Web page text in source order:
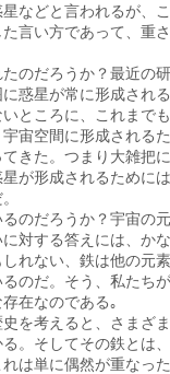
などと言われるが、
言い方であって、重
のだろうか？最近の
惑星が常に形成され
ところに、これまで
宙空間に形成される
きた。つまり大雑把
が形成されるために
のだろうか？宇宙の
対する答えには、か
れない、鉄は他の元
のだ。そう、私たち
在なのである｡
を考えると、さまざ
。そしてその鉄とは
は単に偶然が重なっ